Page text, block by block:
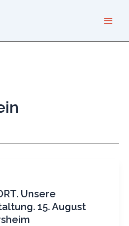
Unsere
15. August